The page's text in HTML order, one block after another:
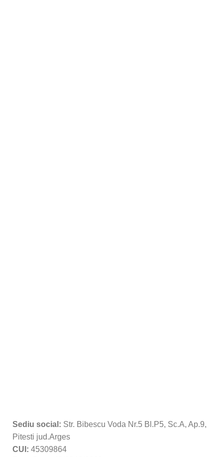
Sediu social: Str. Bibescu Voda Nr.5 Bl.P5, Sc.A, Ap.9,
Pitesti jud.Arges
CUI: 45309864